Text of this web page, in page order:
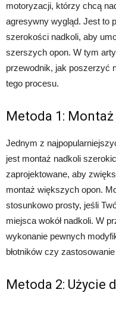
motoryzacji, którzy chcą
agresywny wygląd. Jest to
szerokości nadkoli, aby
szerszych opon. W tym
przewodnik, jak poszerzyć
tego procesu.
Metoda 1:
Jednym z
jest montaż nadkoli
zaprojektowane, aby
montaż większych opon.
stosunkowo prosty, jeśli
miejsca wokół nadkoli. W
wykonanie pewnych
błotników czy
Metoda 2: Użycie